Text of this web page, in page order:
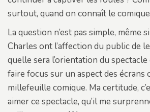
surtout, quand on connaît le
La question n’est pas simple, même
Charles ont l’affection du public de
quelle sera l’orientation du spectacle
faire focus sur un aspect des écrans
millefeuille comique. Ma certitude,
aimer ce spectacle, qu’il me